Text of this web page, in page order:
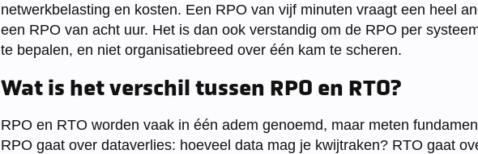
netwerkbelasting en kosten. Een RPO van vijf minuten vraagt een heel
een RPO van acht uur. Het is dan ook verstandig om de RPO per
te bepalen, en niet organisatiebreed over één kam te scheren.
Wat is het verschil tussen RPO en RTO?
RPO en RTO worden vaak in één adem genoemd, maar meten
RPO gaat over dataverlies: hoeveel data mag je kwijtraken? RTO gaat